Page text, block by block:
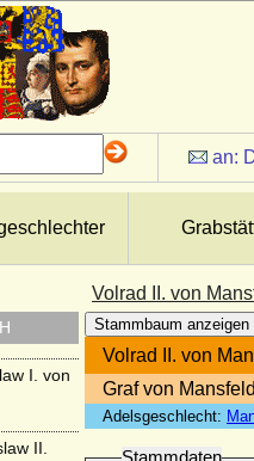
an:
Volrad II. von
Stammbaum anzeigen
Volrad II. von
Graf von
Adelsgeschlecht:
Stammdaten
(Viktor
(Viktor
Moltke-
I. von
II.